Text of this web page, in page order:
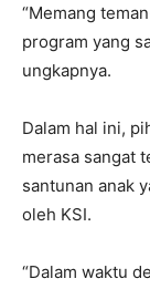
“Memang
program yang
ungkapnya.
Dalam hal ini,
merasa sangat
santunan anak
oleh KSI.
“Dalam waktu